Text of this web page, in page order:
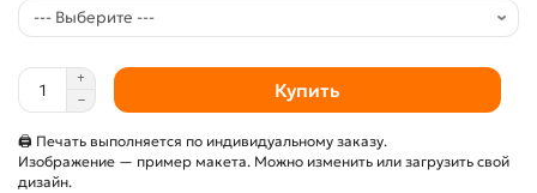
Купить
🖨 Печать выполняется по индивидуальному заказу.
Изображение — пример макета. Можно изменить или загрузить свой
дизайн.